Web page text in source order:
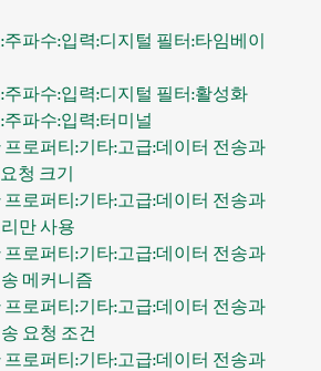
파수:입력:디지털 필터:타임베이
파수:입력:디지털 필터:활성화
파수:입력:터미널
로퍼티:기타:고급:데이터 전송과
청 크기
로퍼티:기타:고급:데이터 전송과
만 사용
로퍼티:기타:고급:데이터 전송과
메커니즘
로퍼티:기타:고급:데이터 전송과
요청 조건
로퍼티:기타:고급:데이터 전송과